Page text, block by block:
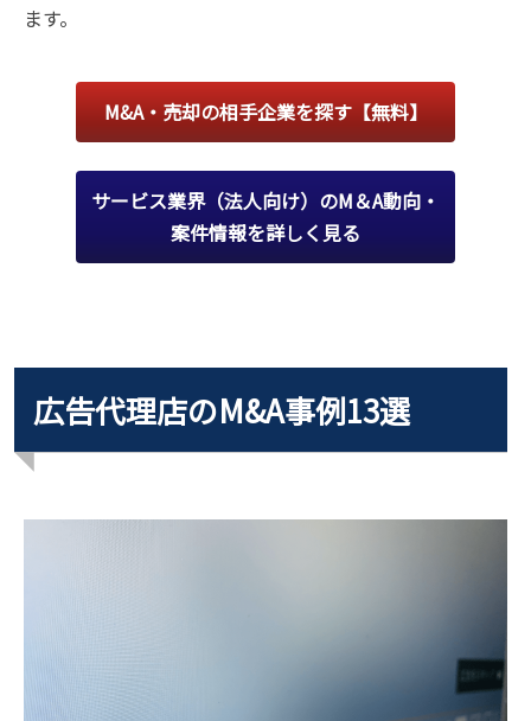
ます。
M&A・売却の相手企業を探す【無料】
サービス業界（法人向け）のM＆A動向・
案件情報を詳しく見る
広告代理店のM&A事例13選